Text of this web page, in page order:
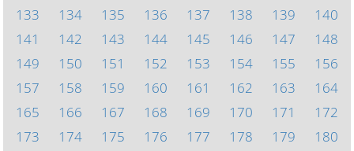
133
134 135 136 137 138 139
140
141
142 143 144 145 146 147
148
149
150 151 152 153 154 155
156
157
158 159 160 161 162 163
164
165
166 167 168 169 170 171
172
173
174 175 176 177 178 179
180